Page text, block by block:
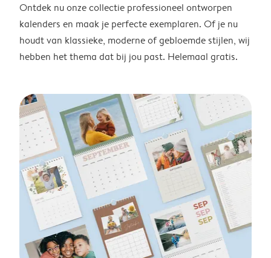
Ontdek nu onze collectie professioneel ontworpen
kalenders en maak je perfecte exemplaren. Of je nu
houdt van klassieke, moderne of gebloemde stijlen, wij
hebben het thema dat bij jou past. Helemaal gratis.